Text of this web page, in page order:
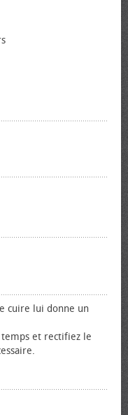
cuire lui donne un
et rectifiez le